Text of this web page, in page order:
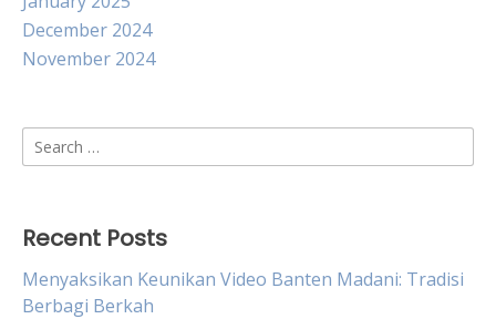
December 2024
November 2024
Search
for:
Recent Posts
Menyaksikan Keunikan Video Banten Madani: Tradisi
Berbagi Berkah